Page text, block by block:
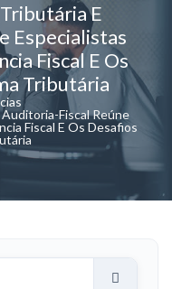
E
Especialistas
Fiscal E Os
Tributária
Fiscal Reúne
Fiscal E Os Desafios